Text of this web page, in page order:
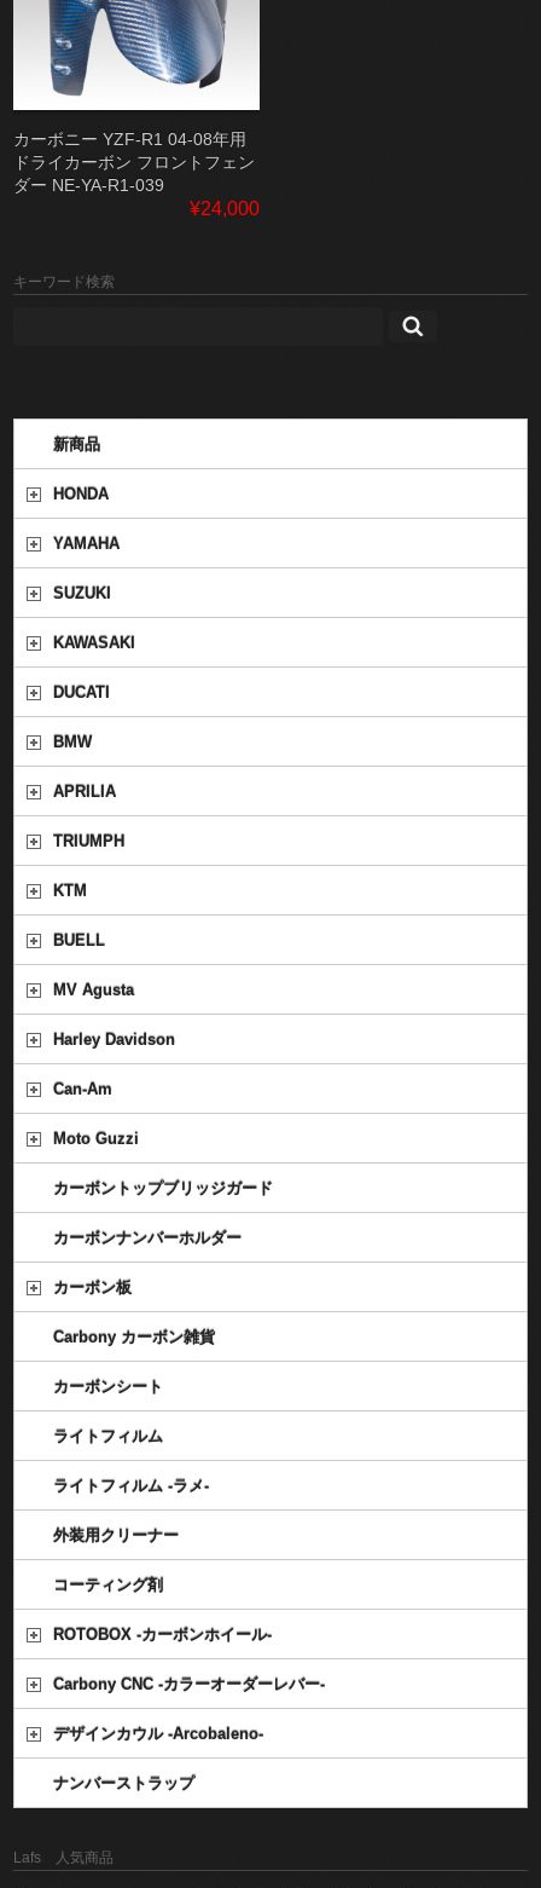
カーボニー YZF-R1 04-08年用
ドライカーボン フロントフェン
ダー NE-YA-R1-039
¥24,000
キーワード検索
新商品
HONDA
YAMAHA
SUZUKI
KAWASAKI
DUCATI
BMW
APRILIA
TRIUMPH
KTM
BUELL
MV Agusta
Harley Davidson
Can-Am
Moto Guzzi
カーボントップブリッジガード
カーボンナンバーホルダー
カーボン板
Carbony カーボン雑貨
カーボンシート
ライトフィルム
ライトフィルム -ラメ-
外装用クリーナー
コーティング剤
ROTOBOX -カーボンホイール-
Carbony CNC -カラーオーダーレバー-
デザインカウル -Arcobaleno-
ナンバーストラップ
Lafs 人気商品